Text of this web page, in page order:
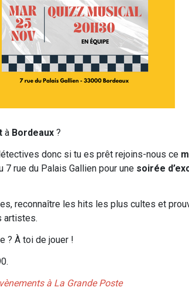
à Bordeaux ?
donc si tu es prêt rejoins-nous ce
7 rue du Palais Gallien pour une soirée
reconnaître les hits les plus cultes et
artistes.
? À toi de jouer !
à La Grande Poste